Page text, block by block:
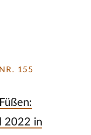
155
2022 in